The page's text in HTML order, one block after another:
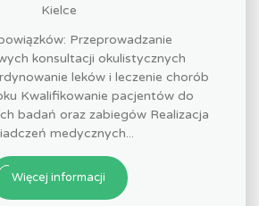
Kielce
Przeprowadzanie
konsultacji okulistycznych
leków i leczenie chorób
Kwalifikowanie pacjentów do
badań oraz zabiegów Realizacja
medycznych...
Więcej informacji